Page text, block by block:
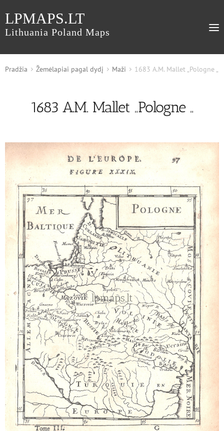
LPMAPS.LT
Lithuania Poland Maps
Pradžia Žemėlapiai pagal dydį Maži 1683 A.M. Mallet „Pologne „
1683 A.M. Mallet „Pologne „